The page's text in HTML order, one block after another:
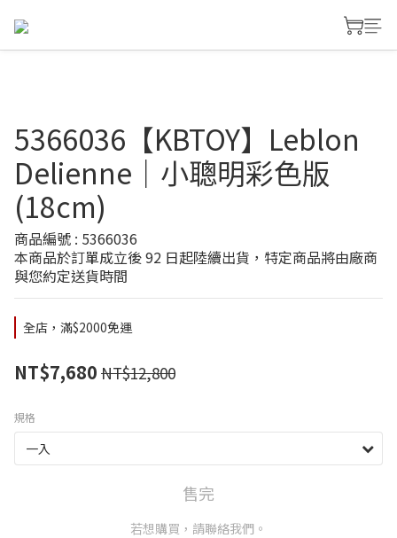
5366036【KBTOY】Leblon
Delienne｜小聰明彩色版
(18cm)
商品編號 : 5366036
本商品於訂單成立後 92 日起陸續出貨，特定商品將由廠商
與您約定送貨時間
全店，滿$2000免運
NT$7,680 NT$12,800
規格
售完
若想購買，請聯絡我們。